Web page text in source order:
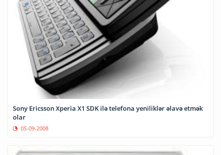
Sony Ericsson Xperia X1 SDK ilə telefona yeniliklər əlavə etmək
olar
05-09-2008